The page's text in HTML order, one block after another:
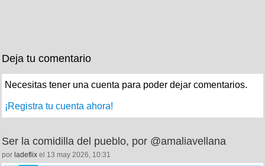
Deja tu comentario
Necesitas tener una cuenta para poder dejar comentarios.
¡Registra tu cuenta ahora!
Ser la comidilla del pueblo, por @amaliavellana
por ladeflix el 13 may 2026, 10:31